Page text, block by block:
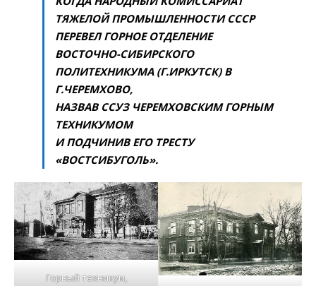
ТЯЖЕЛОЙ ПРОМЫШЛЕННОСТИ ССCР
ПЕРЕВЕЛ ГОРНОЕ ОТДЕЛЕНИЕ
ВОСТОЧНО-СИБИРСКОГО
ПОЛИТЕХНИКУМА (Г.ИРКУТСК) В
Г.ЧЕРЕМХОВО,
НАЗВАВ ССУЗ ЧЕРЕМХОВСКИМ ГОРНЫМ
ТЕХНИКУМОМ
И ПОДЧИНИВ ЕГО ТРЕСТУ
«ВОСТСИБУГОЛЬ».
Горный техникум,